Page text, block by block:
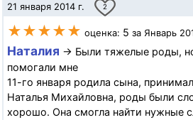
21 января 2014 г. 2
★★★★★ оценка: 5 за Январь
Наталия → Были тяжелые роды,
помогали мне
11-го января родила сына,
Наталья Михайловна, роды были
хорошо. Она смогла найти нужные